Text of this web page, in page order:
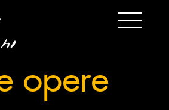
opere